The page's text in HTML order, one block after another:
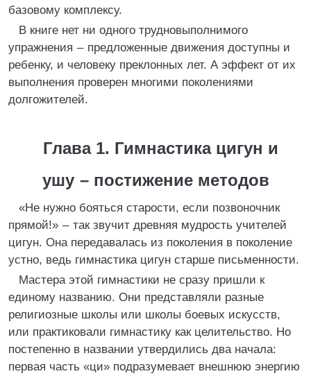
базовому комплексу.
В книге нет ни одного трудновыполнимого
упражнения – предложенные движения доступны и
ребенку, и человеку преклонных лет. А эффект от их
выполнения проверен многими поколениями
долгожителей.
Глава 1. Гимнастика цигун и
ушу – постижение методов
«Не нужно бояться старости, если позвоночник
прямой!» – так звучит древняя мудрость учителей
цигун. Она передавалась из поколения в поколение
устно, ведь гимнастика цигун старше письменности.
Мастера этой гимнастики не сразу пришли к
единому названию. Они представляли разные
религиозные школы или школы боевых искусств,
или практиковали гимнастику как целительство. Но
постепенно в названии утвердились два начала:
первая часть «ци» подразумевает внешнюю энергию